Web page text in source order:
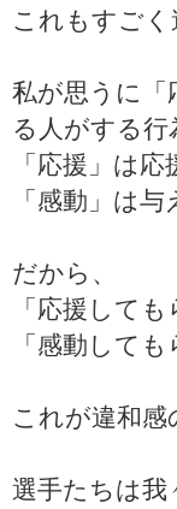
これもすごく
私が思うに「
る人がする行
「応援」は
「感動」は
だから、
「応援して
「感動して
これが違和感
選手たちは我